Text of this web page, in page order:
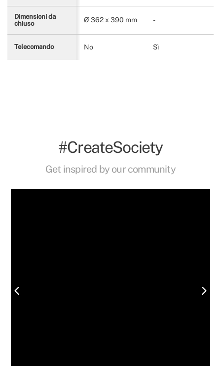
Dimensioni da
chiuso
Ø 362 x 390 mm -
Telecomando No Sì
#CreateSociety
Get inspired by our community